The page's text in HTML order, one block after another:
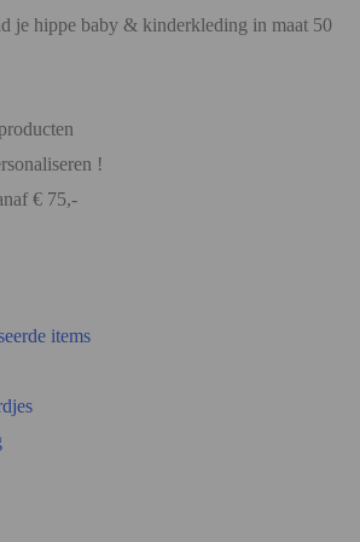
je hippe baby & kinderkleding in maat 50
!
€ 75,-
items